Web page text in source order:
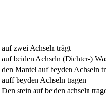
auf zwei Achseln trägt
auf beiden Achseln (Dichter-)
den Mantel auf beyden Achseln
auff beyden Achseln tragen
Den stein auf beiden achseln